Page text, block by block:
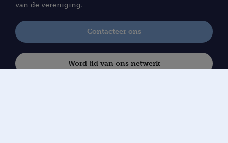
van de vereniging.
Contacteer ons
Word lid van ons netwerk